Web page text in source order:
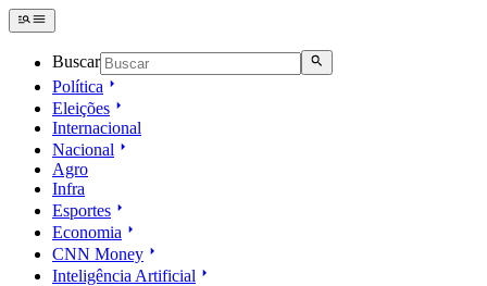
Buscar
Política
Eleições
Internacional
Nacional
Agro
Infra
Esportes
Economia
CNN Money
Inteligência Artificial